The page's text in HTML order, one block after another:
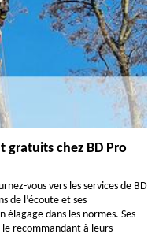
gratuits chez BD Pro
vous vers les services de BD
de l’écoute et ses
dans les normes. Ses
recommandant à leurs